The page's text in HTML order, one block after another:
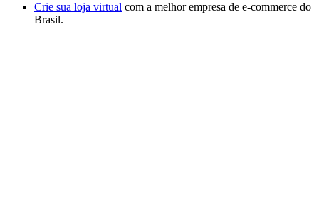
Crie sua loja virtual com a melhor empresa de e-commerce do
Brasil.